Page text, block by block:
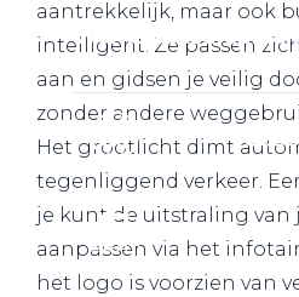
Werkplaatsafspraak
aantrekkelijk, maar ook
intelligent. Ze passen
aan en gidsen je veilig
zonder andere
Het grootlicht dimt
tegenliggend verkeer.
je kunt de uitstraling
aanpassen via het
het logo is voorzien van